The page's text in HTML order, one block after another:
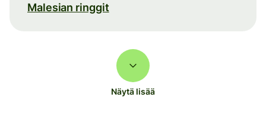
Malesian ringgit
Näytä lisää